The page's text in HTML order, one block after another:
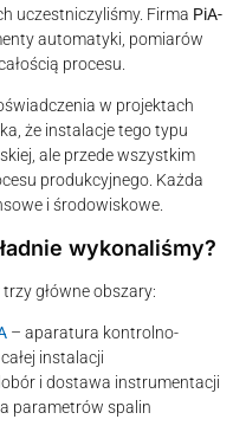
uczestniczyliśmy. Firma PiA-
automatyki, pomiarów
procesu.
w projektach
że instalacje tego typu
ale przede wszystkim
produkcyjnego. Każda
i środowiskowe.
wykonaliśmy?
główne obszary:
– aparatura kontrolno-
instalacji
i dostawa instrumentacji
parametrów spalin